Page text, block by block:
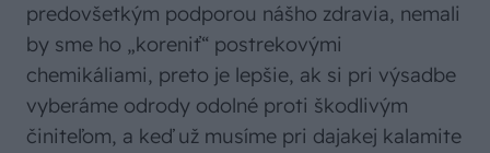
predovšetkým podporou nášho zdravia, nemali
by sme ho „koreniť“ postrekovými
chemikáliami, preto je lepšie, ak si pri výsadbe
vyberáme odrody odolné proti škodlivým
činiteľom, a keď už musíme pri dajakej kalamite